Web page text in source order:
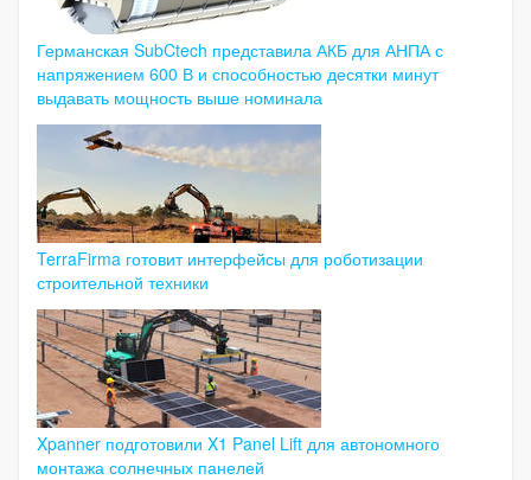
Германская SubCtech представила АКБ для АНПА с
напряжением 600 В и способностью десятки минут
выдавать мощность выше номинала
TerraFirma готовит интерфейсы для роботизации
строительной техники
Xpanner подготовили X1 Panel Lift для автономного
монтажа солнечных панелей